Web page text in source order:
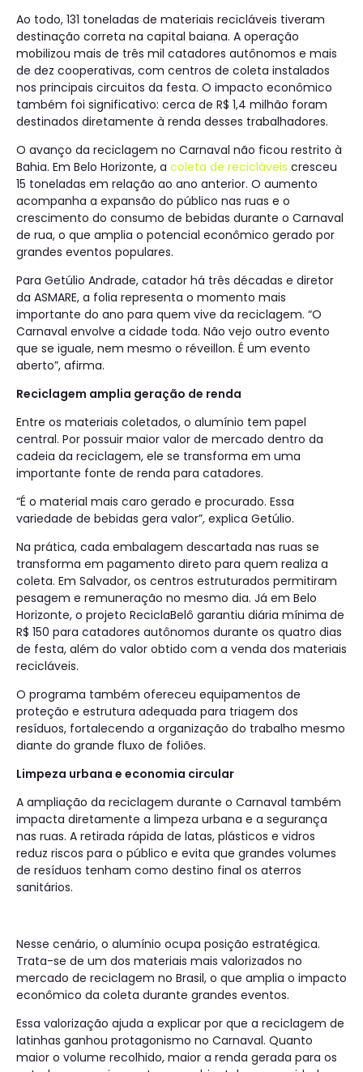
Ao todo, 131 toneladas de materiais recicláveis tiveram
destinação correta na capital baiana. A operação
mobilizou mais de três mil catadores autônomos e mais
de dez cooperativas, com centros de coleta instalados
nos principais circuitos da festa. O impacto econômico
também foi significativo: cerca de R$ 1,4 milhão foram
destinados diretamente à renda desses trabalhadores.
O avanço da reciclagem no Carnaval não ficou restrito à
Bahia. Em Belo Horizonte, a coleta de recicláveis cresceu
15 toneladas em relação ao ano anterior. O aumento
acompanha a expansão do público nas ruas e o
crescimento do consumo de bebidas durante o Carnaval
de rua, o que amplia o potencial econômico gerado por
grandes eventos populares.
Para Getúlio Andrade, catador há três décadas e diretor
da ASMARE, a folia representa o momento mais
importante do ano para quem vive da reciclagem. “O
Carnaval envolve a cidade toda. Não vejo outro evento
que se iguale, nem mesmo o réveillon. É um evento
aberto”, afirma.
Reciclagem amplia geração de renda
Entre os materiais coletados, o alumínio tem papel
central. Por possuir maior valor de mercado dentro da
cadeia da reciclagem, ele se transforma em uma
importante fonte de renda para catadores.
“É o material mais caro gerado e procurado. Essa
variedade de bebidas gera valor”, explica Getúlio.
Na prática, cada embalagem descartada nas ruas se
transforma em pagamento direto para quem realiza a
coleta. Em Salvador, os centros estruturados permitiram
pesagem e remuneração no mesmo dia. Já em Belo
Horizonte, o projeto ReciclaBelô garantiu diária mínima de
R$ 150 para catadores autônomos durante os quatro dias
de festa, além do valor obtido com a venda dos materiais
recicláveis.
O programa também ofereceu equipamentos de
proteção e estrutura adequada para triagem dos
resíduos, fortalecendo a organização do trabalho mesmo
diante do grande fluxo de foliões.
Limpeza urbana e economia circular
A ampliação da reciclagem durante o Carnaval também
impacta diretamente a limpeza urbana e a segurança
nas ruas. A retirada rápida de latas, plásticos e vidros
reduz riscos para o público e evita que grandes volumes
de resíduos tenham como destino final os aterros
sanitários.
Nesse cenário, o alumínio ocupa posição estratégica.
Trata-se de um dos materiais mais valorizados no
mercado de reciclagem no Brasil, o que amplia o impacto
econômico da coleta durante grandes eventos.
Essa valorização ajuda a explicar por que a reciclagem de
latinhas ganhou protagonismo no Carnaval. Quanto
maior o volume recolhido, maior a renda gerada para os